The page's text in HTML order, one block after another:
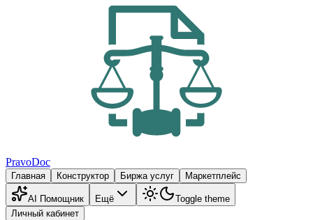
PravoDoc
Главная Конструктор Биржа услуг Маркетплейс
AI Помощник Ещё
Toggle theme
Личный кабинет